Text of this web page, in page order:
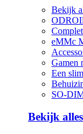
Bekijk
eMMc
Gamen
Een
SO-
Bekijk